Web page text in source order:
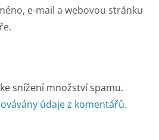
e-mail a webovou stránku
snížení množství spamu.
údaje z komentářů.